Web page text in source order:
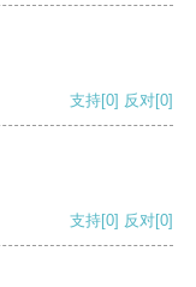
支持[0] 反对[0]
支持[0] 反对[0]